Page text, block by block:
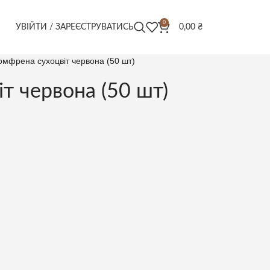
УВІЙТИ / ЗАРЕЄСТРУВАТИСЬ
0
0,00 ₴
сухоцвіт червона (50 шт)
червона (50 шт)